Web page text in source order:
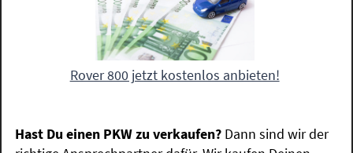
Rover 800 jetzt kostenlos anbieten!
Hast Du einen PKW zu verkaufen? Dann sind wir der